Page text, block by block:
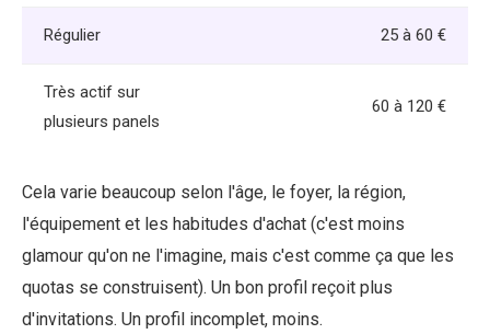
Régulier 25 à 60 €
Très actif sur
plusieurs panels
60 à 120 €
Cela varie beaucoup selon l'âge, le foyer, la région,
l'équipement et les habitudes d'achat (c'est moins
glamour qu'on ne l'imagine, mais c'est comme ça que les
quotas se construisent). Un bon profil reçoit plus
d'invitations. Un profil incomplet, moins.